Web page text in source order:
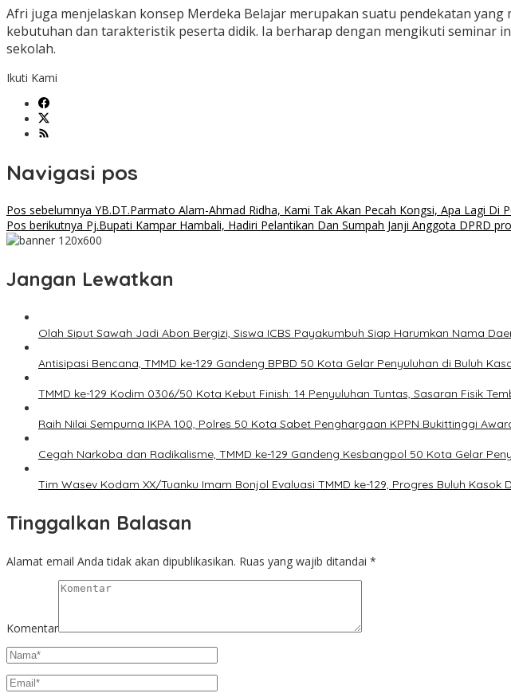
Afri juga menjelaskan konsep Merdeka Belajar merupakan suatu pendekatan
kebutuhan dan tarakteristik peserta didik. Ia berharap dengan mengikuti seminar
sekolah.
Ikuti Kami
Navigasi pos
Pos sebelumnya YB.DT.Parmato Alam-Ahmad Ridha, Kami Tak Akan Pecah Kongsi, Apa Lagi Di
Pos berikutnya Pj.Bupati Kampar Hambali, Hadiri Pelantikan Dan Sumpah Janji Anggota DPRD
Jangan Lewatkan
Olah Siput Sawah Jadi Abon Bergizi, Siswa ICBS Payakumbuh Siap Harumkan Nama
Antisipasi Bencana, TMMD ke-129 Gandeng BPBD 50 Kota Gelar Penyuluhan di Buluh
TMMD ke-129 Kodim 0306/50 Kota Kebut Finish: 14 Penyuluhan Tuntas, Sasaran Fisik
Raih Nilai Sempurna IKPA 100, Polres 50 Kota Sabet Penghargaan KPPN Bukittinggi
Cegah Narkoba dan Radikalisme, TMMD ke-129 Gandeng Kesbangpol 50 Kota Gelar
Tim Wasev Kodam XX/Tuanku Imam Bonjol Evaluasi TMMD ke-129, Progres Buluh Kasok
Tinggalkan Balasan
Alamat email Anda tidak akan dipublikasikan. Ruas yang wajib ditandai *
Komentar